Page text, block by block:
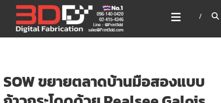
content
3DD DIGITAL FABRICATION
เครื่องพิมพ์3มิติ สแกนเนอร์
เลเซอร์
SOW ขยายตลาดบ้านมือสองแบบ